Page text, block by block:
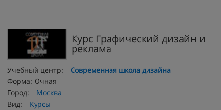
Курс Графический дизайн и
реклама
Учебный центр:
Современная школа дизайна
Форма: Очная
Город:
Москва
Вид:
Курсы